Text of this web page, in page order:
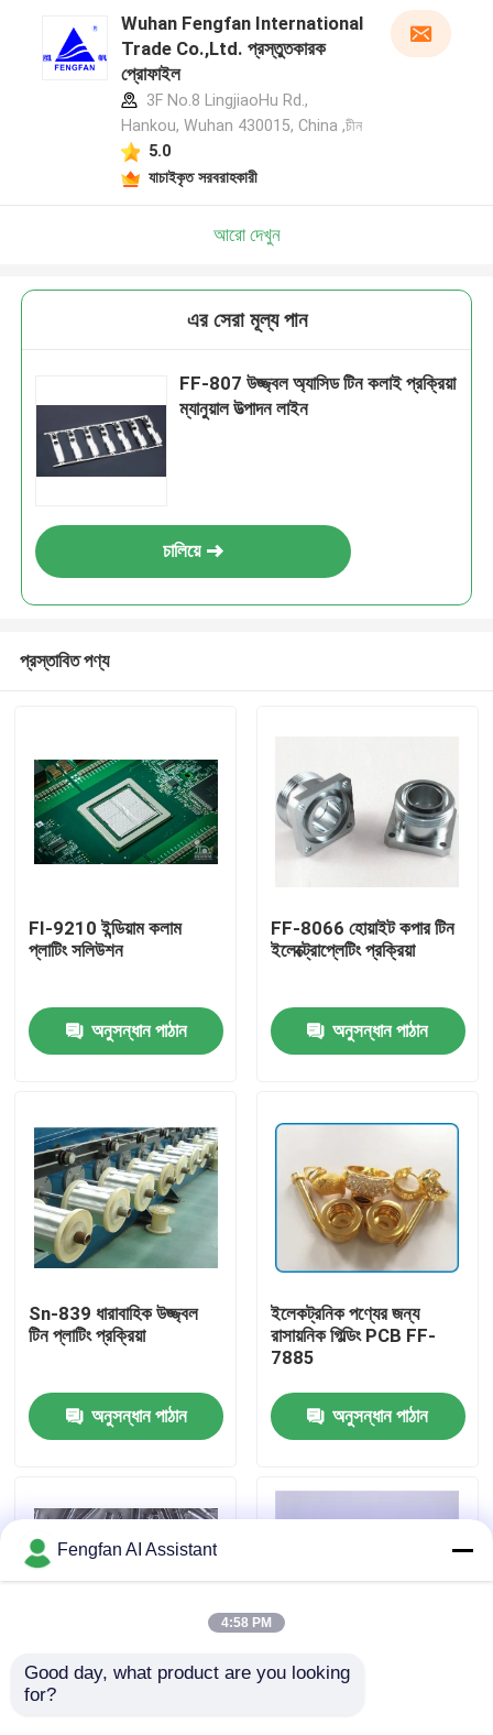
পণ্য
ভিডিও
আমাদের সম্পর্কে
মান নিয়ন্ত্রণ
আমাদের সাথে যোগাযোগ করুন
খবর
Wuhan Fengfan International
Trade Co.,Ltd. প্রস্তুতকারক
প্রোফাইল
3F No.8 LingjiaoHu Rd.,
Hankou, Wuhan 430015, China ,চীন
5.0
যাচাইকৃত সরবরাহকারী
আরো দেখুন
এর সেরা মূল্য পান
FF-807 উজ্জ্বল অ্যাসিড টিন কলাই প্রক্রিয়া
ম্যানুয়াল উত্পাদন লাইন
চালিয়ে
প্রস্তাবিত পণ্য
FI-9210 ইন্ডিয়াম কলাম
প্লাটিং সলিউশন
অনুসন্ধান পাঠান
FF-8066 হোয়াইট কপার টিন
ইলেক্ট্রোপ্লেটিং প্রক্রিয়া
অনুসন্ধান পাঠান
Sn-839 ধারাবাহিক উজ্জ্বল
টিন প্লাটিং প্রক্রিয়া
অনুসন্ধান পাঠান
ইলেকট্রনিক পণ্যের জন্য
রাসায়নিক গিল্ডিং PCB FF-
7885
অনুসন্ধান পাঠান
উচ্চ কঠোরতা (>120Hv) সহ
Fengfan AI Assistant
4:58 PM
Good day, what product are you looking
for?